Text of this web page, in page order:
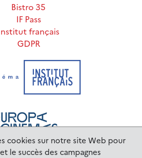
cookies sur notre site Web pour
le succès des campagnes
Bistro 35
IF Pass
français
GDPR